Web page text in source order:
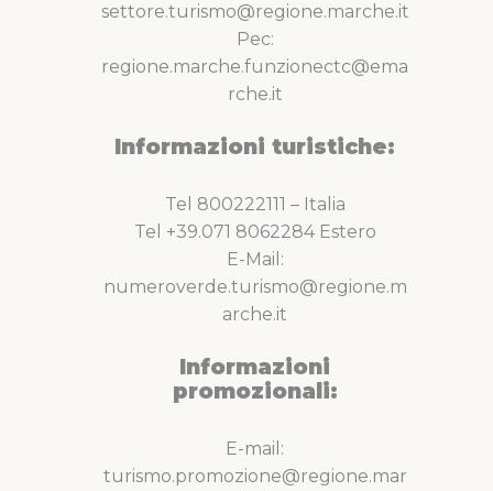
settore.turismo@regione.marche.it
Pec:
regione.marche.funzionectc@ema
rche.it
Informazioni turistiche:
Tel 800222111 – Italia
Tel +39.071 8062284 Estero
E-Mail:
numeroverde.turismo@regione.m
arche.it
Informazioni
promozionali:
E-mail:
turismo.promozione@regione.mar